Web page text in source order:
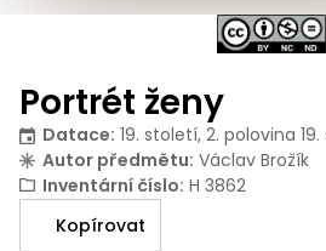
Portrét ženy
Datace: 19. století, 2. polovina
Autor předmětu: Václav Brožík
Inventární číslo: H 3862
Kopírovat